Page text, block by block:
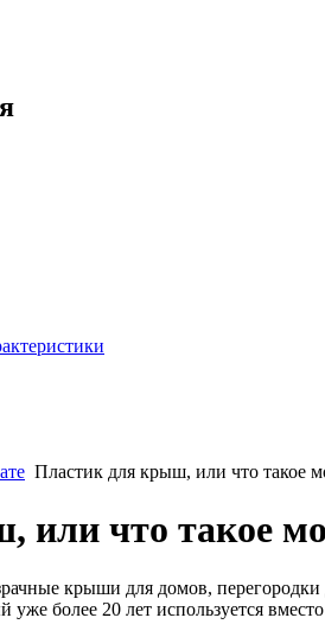
Пластик для крыш, или что такое
или что такое
крыши для домов,
более 20 лет используется